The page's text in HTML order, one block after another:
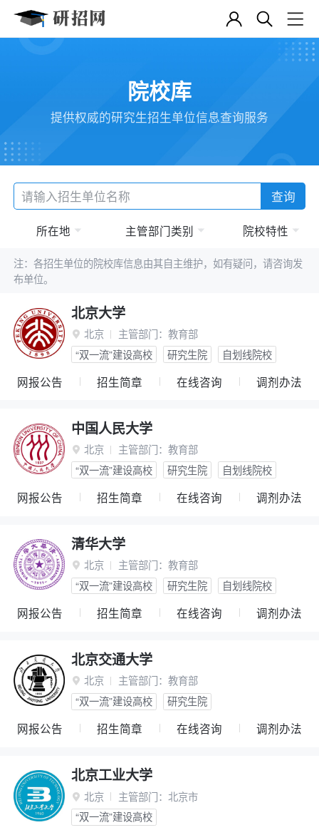
院校库
提供权威的研究生招生单位信息查询服务
查询
所在地 主管部门类别 院校特性
注：各招生单位的院校库信息由其自主维护，如有疑问，请咨询发
布单位。
北京大学
 北京 主管部门： 教育部
“双一流”建设高校
研究生院 自划线院校
网报公告 招生简章 在线咨询 调剂办法
中国人民大学
 北京 主管部门： 教育部
“双一流”建设高校
研究生院 自划线院校
网报公告 招生简章 在线咨询 调剂办法
清华大学
 北京 主管部门： 教育部
“双一流”建设高校
研究生院 自划线院校
网报公告 招生简章 在线咨询 调剂办法
北京交通大学
 北京 主管部门： 教育部
“双一流”建设高校
研究生院
网报公告 招生简章 在线咨询 调剂办法
北京工业大学
 北京 主管部门： 北京市
“双一流”建设高校